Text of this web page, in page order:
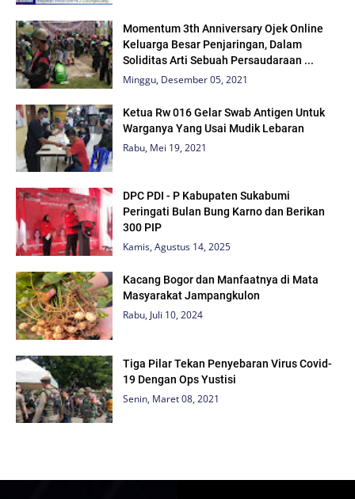
Momentum 3th Anniversary Ojek Online
Keluarga Besar Penjaringan, Dalam
Soliditas Arti Sebuah Persaudaraan ...
Minggu, Desember 05, 2021
Ketua Rw 016 Gelar Swab Antigen Untuk
Warganya Yang Usai Mudik Lebaran
Rabu, Mei 19, 2021
DPC PDI - P Kabupaten Sukabumi
Peringati Bulan Bung Karno dan Berikan
300 PIP
Kamis, Agustus 14, 2025
Kacang Bogor dan Manfaatnya di Mata
Masyarakat Jampangkulon
Rabu, Juli 10, 2024
Tiga Pilar Tekan Penyebaran Virus Covid-
19 Dengan Ops Yustisi
Senin, Maret 08, 2021